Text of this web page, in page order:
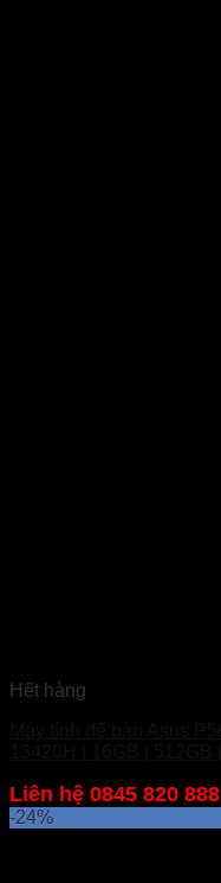
Hết hàng
Liên hệ 0845 820 888
-24%